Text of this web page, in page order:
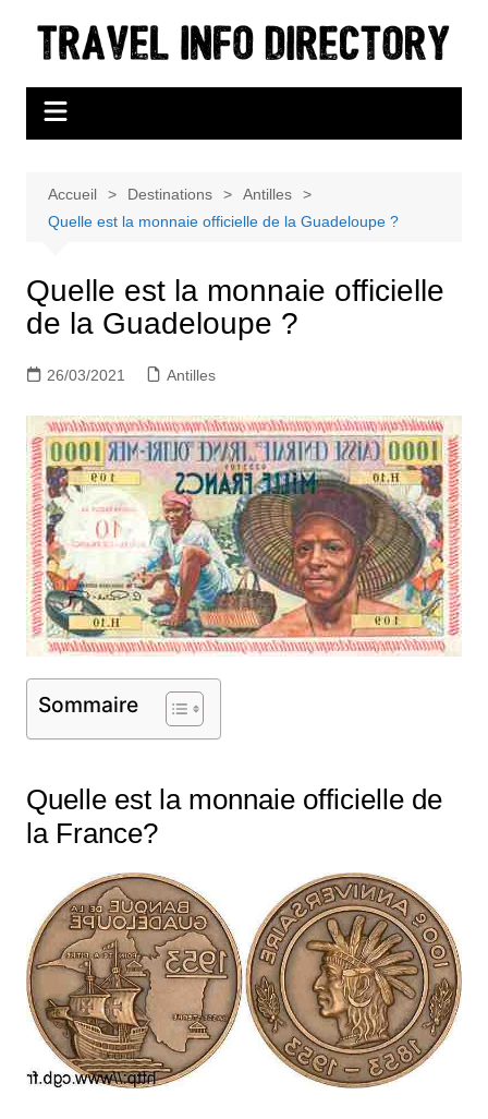
Accueil Destinations
Antilles
Quelle est la monnaie officielle de la Guadeloupe ?
Quelle est la monnaie officielle
de la Guadeloupe ?
26/03/2021 Antilles
Sommaire
Quelle est la monnaie officielle de
la France?